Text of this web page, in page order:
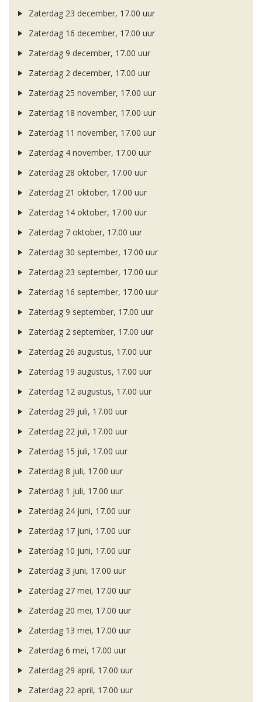
Zaterdag 23 december, 17.00 uur
Zaterdag 16 december, 17.00 uur
Zaterdag 9 december, 17.00 uur
Zaterdag 2 december, 17.00 uur
Zaterdag 25 november, 17.00 uur
Zaterdag 18 november, 17.00 uur
Zaterdag 11 november, 17.00 uur
Zaterdag 4 november, 17.00 uur
Zaterdag 28 oktober, 17.00 uur
Zaterdag 21 oktober, 17.00 uur
Zaterdag 14 oktober, 17.00 uur
Zaterdag 7 oktober, 17.00 uur
Zaterdag 30 september, 17.00 uur
Zaterdag 23 september, 17.00 uur
Zaterdag 16 september, 17.00 uur
Zaterdag 9 september, 17.00 uur
Zaterdag 2 september, 17.00 uur
Zaterdag 26 augustus, 17.00 uur
Zaterdag 19 augustus, 17.00 uur
Zaterdag 12 augustus, 17.00 uur
Zaterdag 29 juli, 17.00 uur
Zaterdag 22 juli, 17.00 uur
Zaterdag 15 juli, 17.00 uur
Zaterdag 8 juli, 17.00 uur
Zaterdag 1 juli, 17.00 uur
Zaterdag 24 juni, 17.00 uur
Zaterdag 17 juni, 17.00 uur
Zaterdag 10 juni, 17.00 uur
Zaterdag 3 juni, 17.00 uur
Zaterdag 27 mei, 17.00 uur
Zaterdag 20 mei, 17.00 uur
Zaterdag 13 mei, 17.00 uur
Zaterdag 6 mei, 17.00 uur
Zaterdag 29 april, 17.00 uur
Zaterdag 22 april, 17.00 uur